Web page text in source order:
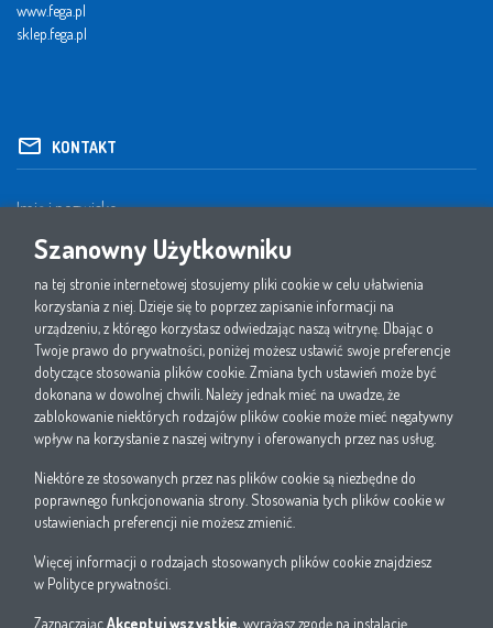
www.fega.pl
sklep.fega.pl
KONTAKT
1. Oświadczam, że zapoznałem się i akceptuję politykę prywatności W.EG Polska sp. z
o.o.
2. Wyrażam zgodę na przetwarzanie przez W.EG Polska sp. z o.o. moich danych
bezpośredniego własnych produktów i usług.
3. Wyrażam zgodę na otrzymywanie informacji handlowych od W.EG Polska sp. z o.o.
Szanowny Użytkowniku
na tej stronie internetowej stosujemy pliki cookie w celu ułatwienia
korzystania z niej. Dzieje się to poprzez zapisanie informacji na
urządzeniu, z którego korzystasz odwiedzając naszą witrynę. Dbając o
Twoje prawo do prywatności, poniżej możesz ustawić swoje preferencje
dotyczące stosowania plików cookie. Zmiana tych ustawień może być
dokonana w dowolnej chwili. Należy jednak mieć na uwadze, że
zablokowanie niektórych rodzajów plików cookie może mieć negatywny
wpływ na korzystanie z naszej witryny i oferowanych przez nas usług.
Niektóre ze stosowanych przez nas plików cookie są niezbędne do
poprawnego funkcjonowania strony. Stosowania tych plików cookie w
ustawieniach preferencji nie możesz zmienić.
Więcej informacji o rodzajach stosowanych plików cookie znajdziesz
w Polityce prywatności
ZaznaczającAkceptuj wszystkie, wyrażasz zgodę na instalację